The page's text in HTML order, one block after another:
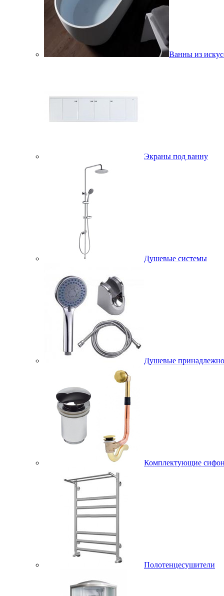
Ванны из
Экраны под ванну
Душевые системы
Душевые
Комплектующие
Полотенцесушители